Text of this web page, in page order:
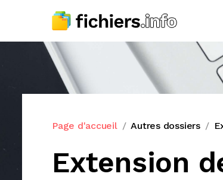
Page d'accueil Autres dossiers
Extension